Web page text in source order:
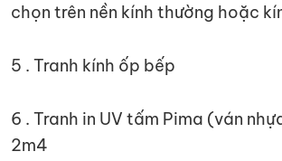
chọn trên nền kính thường hoặc
5 . Tranh kính ốp bếp
6 . Tranh in UV tấm Pima (ván
2m4